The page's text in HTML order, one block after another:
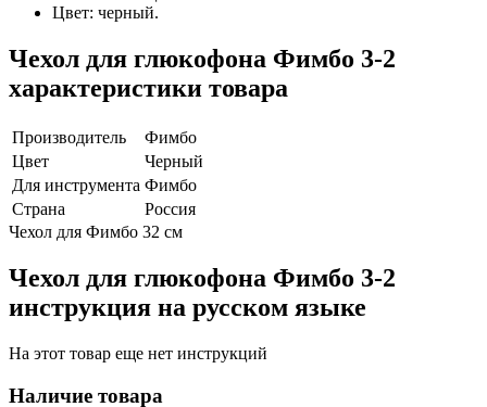
Цвет: черный.
Чехол для глюкофона Фимбо 3-2
характеристики товара
Производитель
Фимбо
Цвет
Черный
Для инструмента Фимбо
Страна
Россия
Чехол для Фимбо 32 см
Чехол для глюкофона Фимбо 3-2
инструкция на русском языке
На этот товар еще нет инструкций
Наличие товара